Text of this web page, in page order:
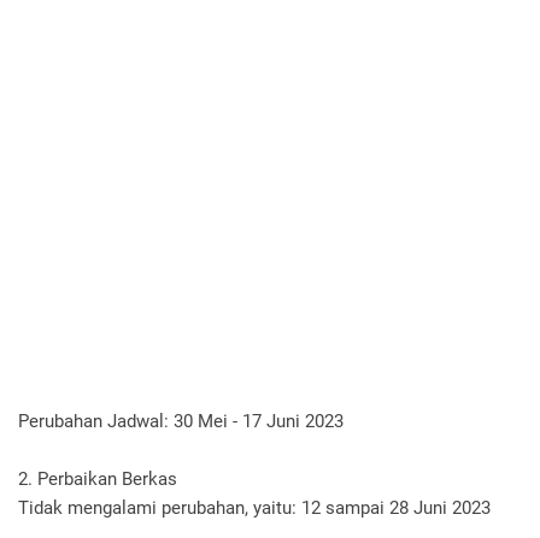
Perubahan Jadwal: 30 Mei - 17 Juni 2023
2. Perbaikan Berkas
Tidak mengalami perubahan, yaitu: 12 sampai 28 Juni 2023